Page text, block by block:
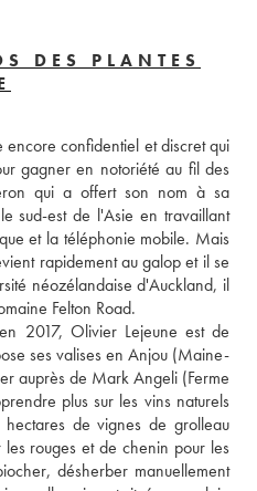
DES PLANTES
confidentiel et discret qui
gagner en notoriété au fil des
qui a offert son nom à sa
sud-est de l'Asie en travaillant
et la téléphonie mobile. Mais
rapidement au galop et il se
néozélandaise d'Auckland, il
Felton Road.
2017, Olivier Lejeune est de
ses valises en Anjou (Maine-
auprès de Mark Angeli (Ferme
plus sur les vins naturels
de vignes de grolleau
rouges et de chenin pour les
désherber manuellement